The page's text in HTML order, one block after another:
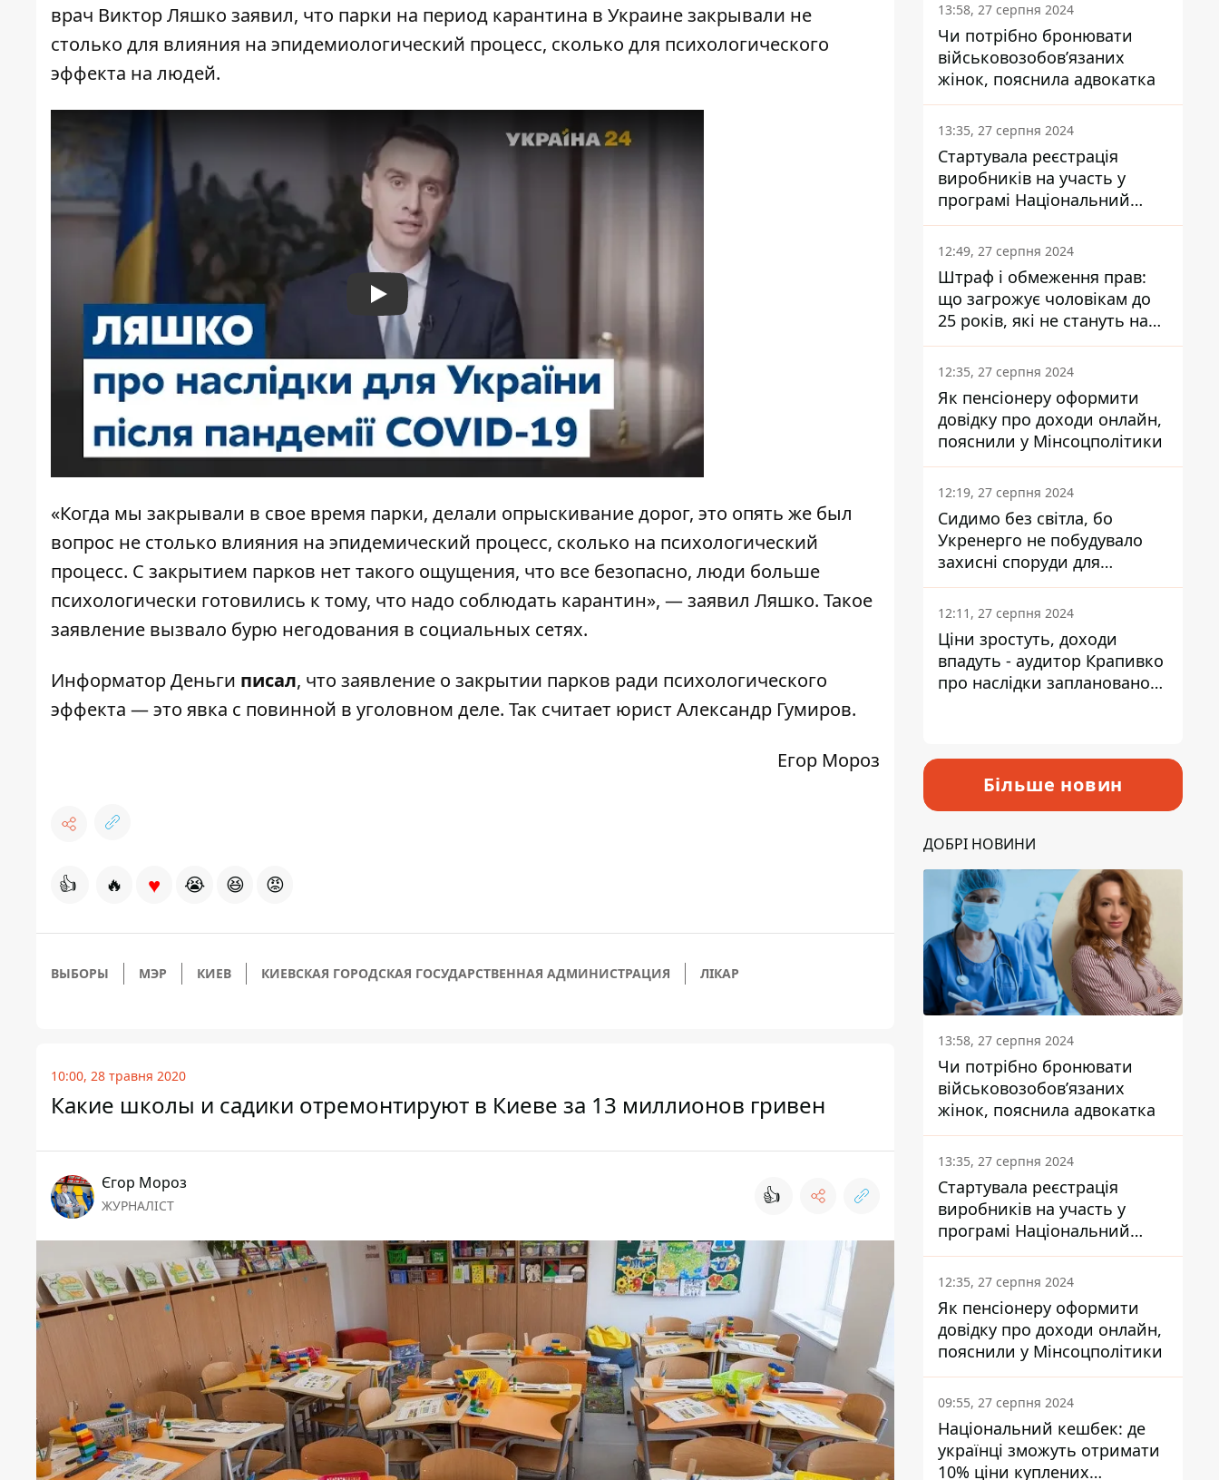
врач Виктор Ляшко заявил, что парки на период карантина в Украине закрывали не
столько для влияния на эпидемиологический процесс, сколько для психологического
эффекта на людей.
Play
«Когда мы закрывали в свое время парки, делали опрыскивание дорог, это опять же был
вопрос не столько влияния на эпидемический процесс, сколько на психологический
процесс. С закрытием парков нет такого ощущения, что все безопасно, люди больше
психологически готовились к тому, что надо соблюдать карантин», — заявил Ляшко. Такое
заявление вызвало бурю негодования в социальных сетях.
Информатор Деньги писал, что заявление о закрытии парков ради психологического
эффекта — это явка с повинной в уголовном деле. Так считает юрист Александр Гумиров.
Егор Мороз
👍 🔥 ♥ 😭 😆 😡
ВЫБОРЫ МЭР КИЕВ КИЕВСКАЯ ГОРОДСКАЯ ГОСУДАРСТВЕННАЯ АДМИНИСТРАЦИЯ ЛІКАР
10:00, 28 травня 2020
Какие школы и садики отремонтируют в Киеве за 13 миллионов гривен
Єгор Мороз
ЖУРНАЛІСТ 👍
13:58, 27 серпня 2024
Чи потрібно бронювати
військовозобов’язаних
жінок, пояснила адвокатка
13:35, 27 серпня 2024
Стартувала реєстрація
виробників на участь у
програмі Національний
кешбек: як це зробити
через портал Дія
12:49, 27 серпня 2024
Штраф і обмеження прав:
що загрожує чоловікам до
25 років, які не стануть на
військовий облік
12:35, 27 серпня 2024
Як пенсіонеру оформити
довідку про доходи онлайн,
пояснили у Мінсоцполітики
12:19, 27 серпня 2024
Сидимо без світла, бо
Укренерго не побудувало
захисні споруди для
енергетики - нардеп
Кучеренко
12:11, 27 серпня 2024
Ціни зростуть, доходи
впадуть - аудитор Крапивко
про наслідки запланованого
Більше новин
ДОБРІ НОВИНИ
13:58, 27 серпня 2024
Чи потрібно бронювати
військовозобов’язаних
жінок, пояснила адвокатка
13:35, 27 серпня 2024
Стартувала реєстрація
виробників на участь у
програмі Національний
кешбек: як це зробити
через портал Дія
12:35, 27 серпня 2024
Як пенсіонеру оформити
довідку про доходи онлайн,
пояснили у Мінсоцполітики
09:55, 27 серпня 2024
Національний кешбек: де
українці зможуть отримати
10% ціни куплених